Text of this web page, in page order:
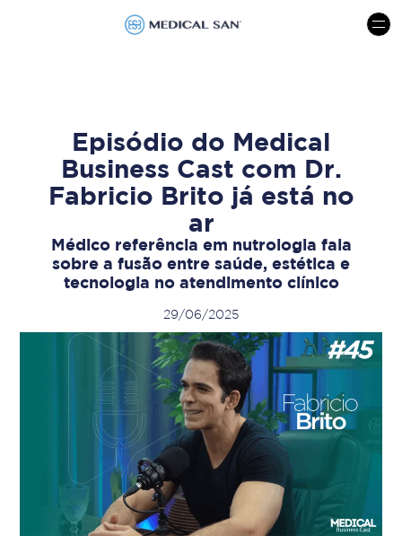
menu
Episódio do Medical
Business Cast com Dr.
Fabricio Brito já está no
ar
Médico referência em nutrologia fala
sobre a fusão entre saúde, estética e
tecnologia no atendimento clínico
29/06/2025